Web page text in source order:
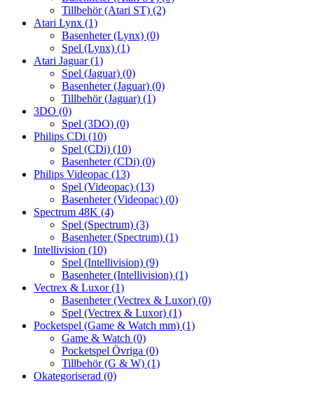
Tillbehör (Atari ST) (2)
Atari Lynx (1)
Basenheter (Lynx) (0)
Spel (Lynx) (1)
Atari Jaguar(1)
Spel (Jaguar) (0)
Basenheter (Jaguar) (0)
Tillbehör (Jaguar) (1)
3DO (0)
Spel (3DO) (0)
Philips CDi (10)
Spel (CDi) (10)
Basenheter (CDi) (0)
Philips Videopac (13)
Spel (Videopac) (13)
Basenheter (Videopac) (0)
Spectrum 48K (4)
Spel (Spectrum) (3)
Basenheter (Spectrum) (1)
Intellivision (10)
Spel (Intellivision) (9)
Basenheter (Intellivision) (1)
Vectrex & Luxor(1)
Basenheter (Vectrex & Luxor) (0)
Spel (Vectrex & Luxor) (1)
Pocketspel (Game & Watch mm) (1)
Game & Watch (0)
Pocketspel Övriga (0)
Tillbehör (G & W) (1)
Okategoriserad (0)